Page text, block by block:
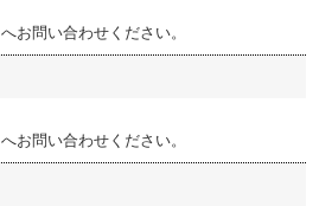
お問い合わせください。
お問い合わせください。